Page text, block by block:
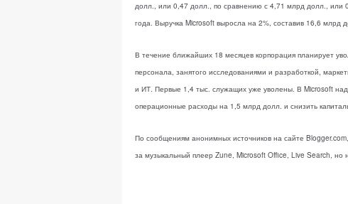
долл., или 0,47 долл., по сравнению с 4,71 млрд долл., или
года. Выручка Microsoft выросла на 2%, составив 16,6 млрд
В течение ближайших 18 месяцев корпорация планирует
персонала, занятого исследованиями и разработкой,
и ИТ. Первые 1,4 тыс. служащих уже уволены. В Microsoft
операционные расходы на 1,5 млрд долл. и снизить
По сообщениям анонимных источников на сайте
за музыкальный плеер Zune, Microsoft Office, Live Search, но